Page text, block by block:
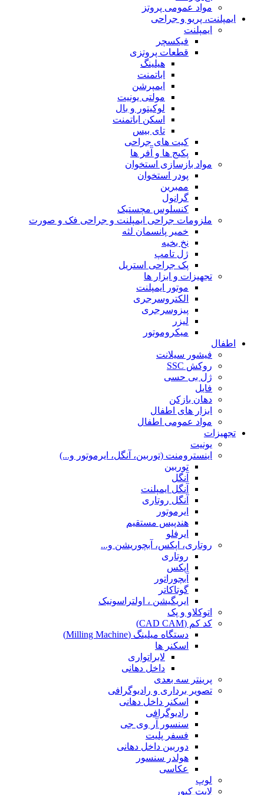
مواد عمومی پروتز
ایمپلنت، پریو و جراحی
ایمپلنت
فیکسچر
قطعات پروتزی
هیلینگ
اباتمنت
ایمپرشن
مولتی یونیت
لوکیتور و بال
اسکن اباتمنت
تای بیس
کیت های جراحی
پکیج ها و آفر ها
مواد بازسازی استخوان
پودر استخوان
ممبرین
گرانول
کنسلوس مچستیک
ملزومات جراحی ایمپلنت و جراحی فک و صورت
خمیر پانسمان لثه
نخ بخیه
ژل تامپ
پک جراحی استریل
تجهیزات و ابزار ها
موتور ایمپلنت
الکتروسرجری
پیزوسرجری
لیزر
میکروموتور
اطفال
فیشور سیلانت
روکش SSC
ژل بی حسی
فایل
دهان بازکن
ابزار های اطفال
مواد عمومی اطفال
تجهیزات
یونیت
اینسترومنت (توربین، آنگل، ایرموتور و...)
توربین
آنگل
آنگل ایمپلنت
آنگل روتاری
ایرموتور
هندپیس مستقیم
ایرفلو
روتاری، اپکس، آبچوریشن و...
روتاری
اپکس
آبچوراتور
گوتاکاتر
ایریگیشن ، اولتراسونیک
اتوکلاو و پک
کد کم (CAD CAM)
دستگاه میلینگ (Milling Machine)
اسکنر ها
لابراتواری
داخل دهانی
پرینتر سه بعدی
تصویر برداری و رادیوگرافی
اسکنر داخل دهانی
رادیوگرافی
سنسور آر وی جی
فسفر پلیت
دوربین داخل دهانی
هولدر سنسور
عکاسی
لوپ
لایت کیور